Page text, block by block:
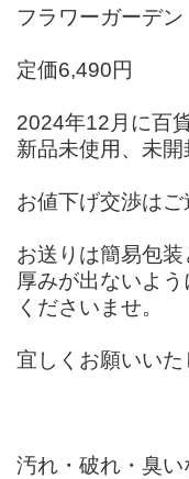
フラワーガーデ
定価6,490円
2024年12月に百
新品未使用、未開
お値下げ交渉はご
お送りは簡易包装
厚みが出ないよ
くださいませ。
宜しくお願いいた
汚れ・破れ・臭い